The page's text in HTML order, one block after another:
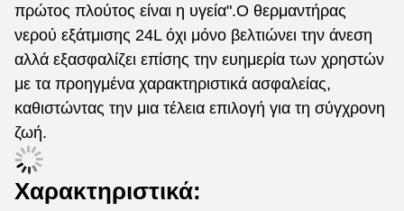
πρώτος πλούτος είναι η υγεία".Ο θερμαντήρας
νερού εξάτμισης 24L όχι μόνο βελτιώνει την άνεση
αλλά εξασφαλίζει επίσης την ευημερία των χρηστών
με τα προηγμένα χαρακτηριστικά ασφαλείας,
καθιστώντας την μια τέλεια επιλογή για τη σύγχρονη
ζωή.
Χαρακτηριστικά: